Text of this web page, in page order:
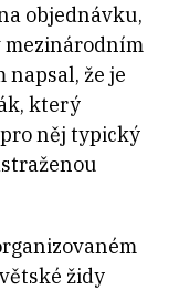
objednávku,
mezinárodním
napsal, že je
který
něj typický
židy